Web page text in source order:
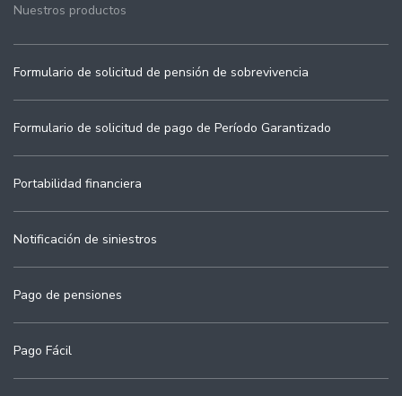
Nuestros productos
Formulario de solicitud de pensión de sobrevivencia
Formulario de solicitud de pago de Período Garantizado
Portabilidad financiera
Notificación de siniestros
Pago de pensiones
Pago Fácil